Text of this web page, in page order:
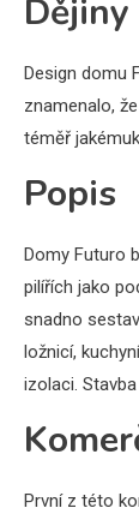
Dějiny
Design domu
znamenalo,
téměř
Popis
Domy Futuro
pilířích jako
snadno
ložnicí,
izolaci.
První z této